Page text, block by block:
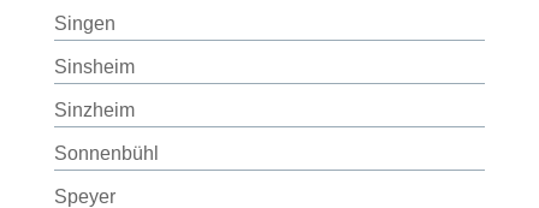
Singen
Sinsheim
Sinzheim
Sonnenbühl
Speyer